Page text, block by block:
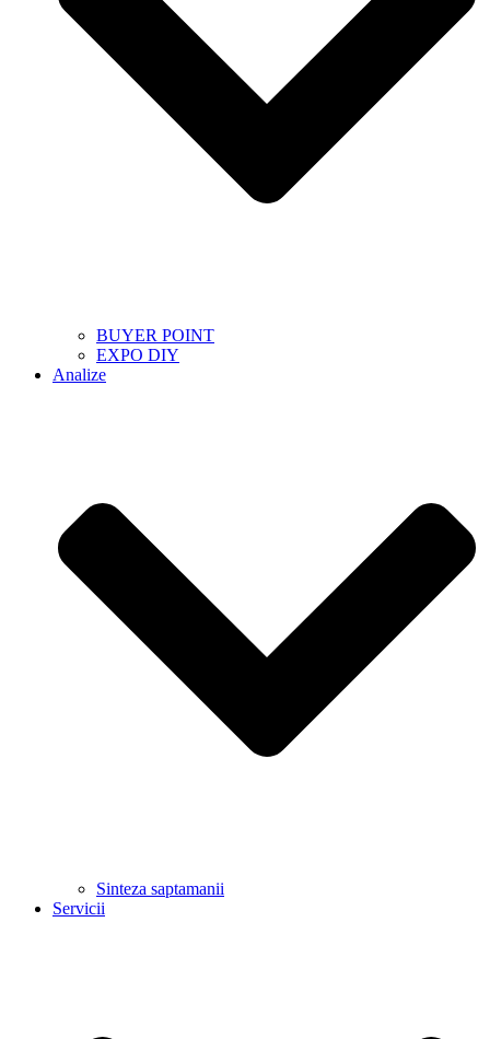
BUYER POINT
EXPO DIY
Analize
Sinteza saptamanii
Servicii